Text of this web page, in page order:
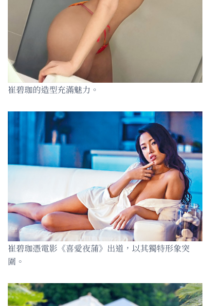
崔碧珈的造型充滿魅力。
崔碧珈憑電影《喜愛夜蒲》出道，以其獨特形象突
圍。